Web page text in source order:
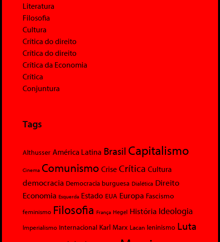
Literatura
Filosofia
Cultura
Crítica do direito
Crítica do direito
Crítica da Economia
Crítica
Conjuntura
Tags
Althusser América Latina Brasil Capitalismo
Cinema Comunismo Crise Crítica Cultura
democracia Democracia burguesa Dialética Direito
Economia Esquerda Estado EUA Europa Fascismo
feminismo Filosofia França Hegel História Ideologia
Imperialismo Internacional Karl Marx Lacan leninismo Luta